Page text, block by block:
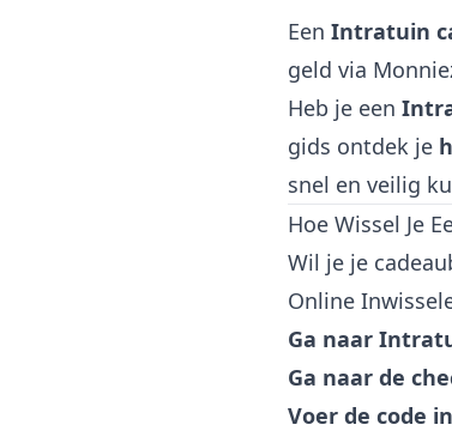
Een Intratuin
geld via
Heb je een
gids ontdek je
snel en veilig
Hoe Wissel Je
Wil je je
Online
Ga naar
Ga naar de
Voer de code in